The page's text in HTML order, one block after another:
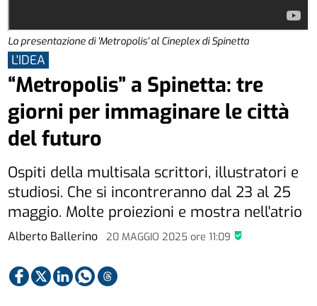
La presentazione di 'Metropolis' al Cineplex di Spinetta
Alberto Ballerino 20 MAGGIO 2025ore 11:09
L'IDEA
“Metropolis” a Spinetta: tre
giorni per immaginare le città
del futuro
Ospiti della multisala scrittori, illustratori e
studiosi. Che si incontreranno dal 23 al 25
maggio. Molte proiezioni e mostra nell'atrio